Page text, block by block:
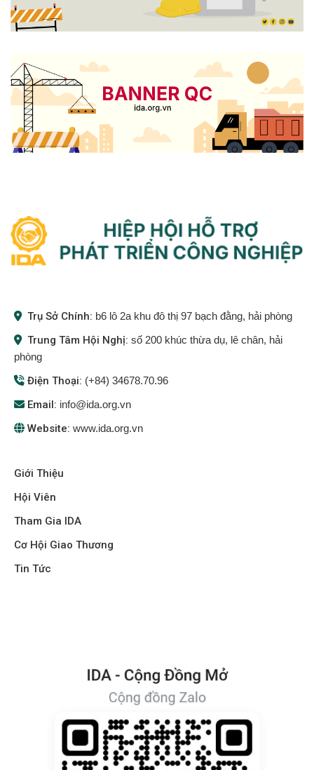
Trụ Sở Chính: b6 lô 2a khu đô thị 97 bạch đằng, hải phòng
Trung Tâm Hội Nghị: số 200 khúc thừa dụ, lê chân, hải
phòng
Điện Thoại: (+84) 34678.70.96
Email: info@ida.org.vn
Website: www.ida.org.vn
Giới Thiệu
Hội Viên
Tham Gia IDA
Cơ Hội Giao Thương
Tin Tức